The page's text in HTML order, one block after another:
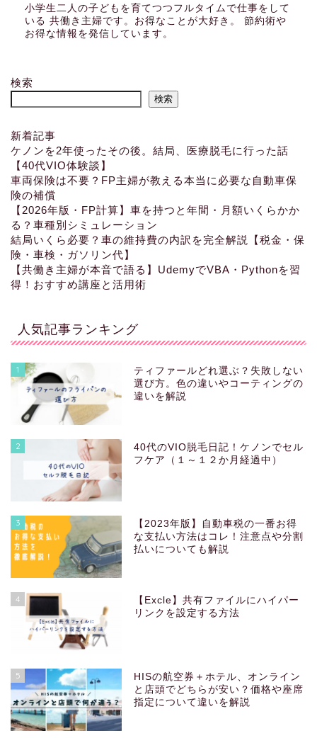
小学生二人の子どもを育てつつフルタイムで仕事をして
いる 共働き主婦です。お得なことが大好き。 節約術や
お得な情報を発信しています。
検索
検索
新着記事
ケノンを2年使ったその後。結局、医療脱毛に行った話
【40代VIO体験談】
車両保険は不要？FP主婦が教える本当に必要な自動車保
険の補償
【2026年版・FP計算】車を持つと年間・月額いくらかか
る？車種別シミュレーション
結局いくら必要？車の維持費の内訳を完全解説【税金・保
険・車検・ガソリン代】
【共働き主婦が本音で語る】UdemyでVBA・Pythonを習
得！おすすめ講座と活用術
人気記事ランキング
1
ティファールどれ選ぶ？失敗しない
選び方。色の違いやコーティングの
違いを解説
2
40代のVIO脱毛日記！ケノンでセル
フケア（１～１２か月経過中）
3
【2023年版】自動車税の一番お得
な支払い方法はコレ！注意点や分割
払いについても解説
4
【Excle】共有ファイルにハイパー
リンクを設定する方法
5
HISの航空券＋ホテル、オンライン
と店頭でどちらが安い？価格や座席
指定について違いを解説